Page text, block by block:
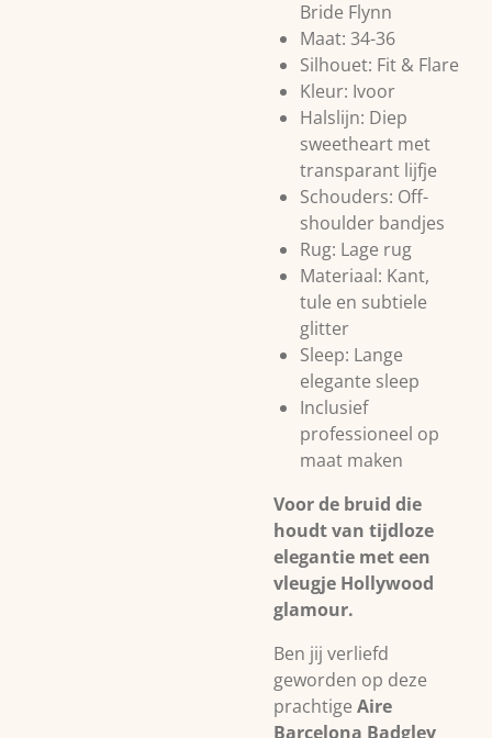
Bride Flynn
Maat: 34-36
Silhouet: Fit & Flare
Kleur: Ivoor
Halslijn: Diep
sweetheart met
transparant lijfje
Schouders: Off-
shoulder bandjes
Rug: Lage rug
Materiaal: Kant,
tule en subtiele
glitter
Sleep: Lange
elegante sleep
Inclusief
professioneel op
maat maken
Voor de bruid die
houdt van tijdloze
elegantie met een
vleugje Hollywood
glamour.
Ben jij verliefd
geworden op deze
prachtige Aire
Barcelona Badgley